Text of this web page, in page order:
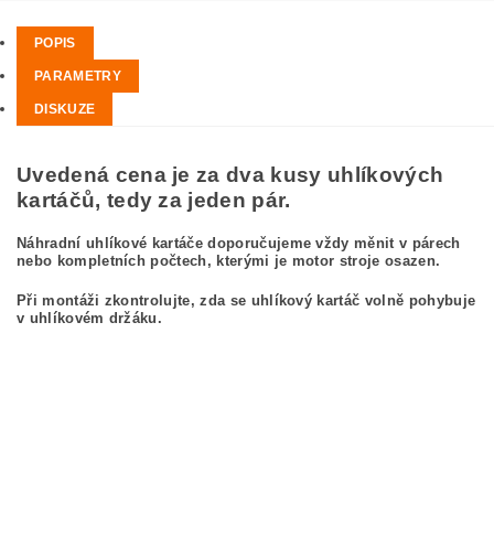
POPIS
PARAMETRY
DISKUZE
Uvedená cena je za dva kusy uhlíkových
kartáčů, tedy za jeden pár.
Náhradní uhlíkové kartáče doporučujeme vždy měnit v párech
nebo kompletních počtech, kterými je motor stroje osazen.
Při montáži zkontrolujte, zda se uhlíkový kartáč volně pohybuje
v uhlíkovém držáku.